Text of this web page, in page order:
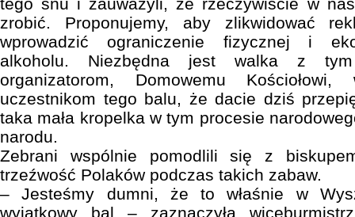
zrobić. Proponujemy, aby zlikwidować
wprowadzić ograniczenie fizycznej i
alkoholu. Niezbędna jest walka z tym
organizatorom, Domowemu
uczestnikom tego balu, że dacie dziś
taka mała kropelka w tym procesie
narodu.
Zebrani wspólnie pomodlili się z
trzeźwość Polaków podczas takich zabaw.
– Jesteśmy dumni, że to właśnie w
wyjątkowy bal – zaznaczyła